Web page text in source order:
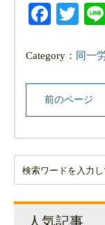
Category： 同一
前のページ
人気記事